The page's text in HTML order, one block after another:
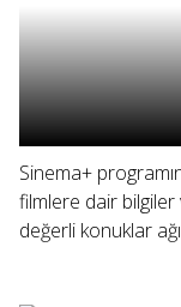
Sinema+
filmlere dair
değerli konuklar